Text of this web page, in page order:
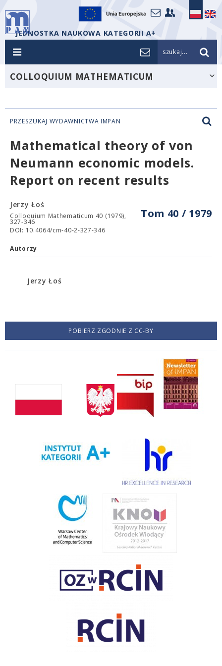
JEDNOSTKA NAUKOWA KATEGORII A+
szukaj...
COLLOQUIUM MATHEMATICUM
PRZESZUKAJ WYDAWNICTWA IMPAN
Mathematical theory of von
Neumann economic models.
Report on recent results
Tom 40 / 1979
Jerzy Łoś
Colloquium Mathematicum 40 (1979),
327-346
DOI: 10.4064/cm-40-2-327-346
Autorzy
Jerzy Łoś
POBIERZ ZGODNIE Z CC-BY